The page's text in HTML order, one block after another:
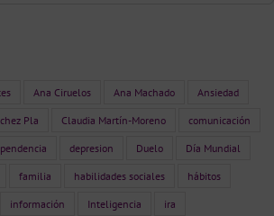
Ana Ciruelos Ana Machado Ansiedad
Pla Claudia Martín-Moreno comunicación
depresion Duelo Día Mundial
familia habilidades sociales hábitos
información Inteligencia ira